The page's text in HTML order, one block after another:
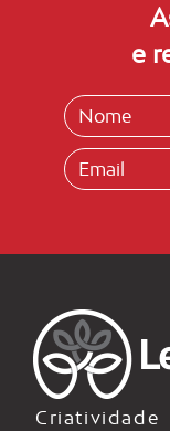
e
Criatividade